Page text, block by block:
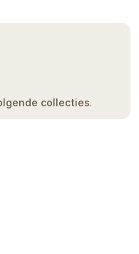
collecties.